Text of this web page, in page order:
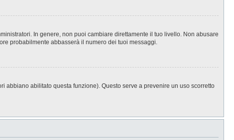
In genere, non puoi cambiare direttamente il tuo livello. Non abusare
probabilmente abbasserà il numero dei tuoi messaggi.
abbiano abilitato questa funzione). Questo serve a prevenire un uso scorretto